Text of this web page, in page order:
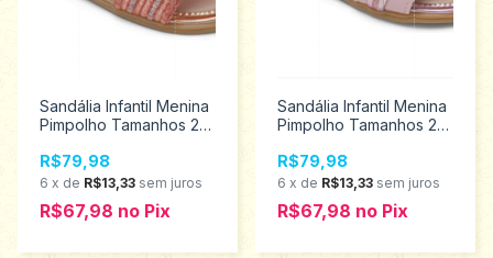
Sandália Infantil Menina
Pimpolho Tamanhos 22
R$79,98
6 x de R$13,33 sem juros
R$67,98 no Pix
Sandália Infantil Menina
Pimpolho Tamanhos 22
R$79,98
6 x de R$13,33 sem juros
R$67,98 no Pix